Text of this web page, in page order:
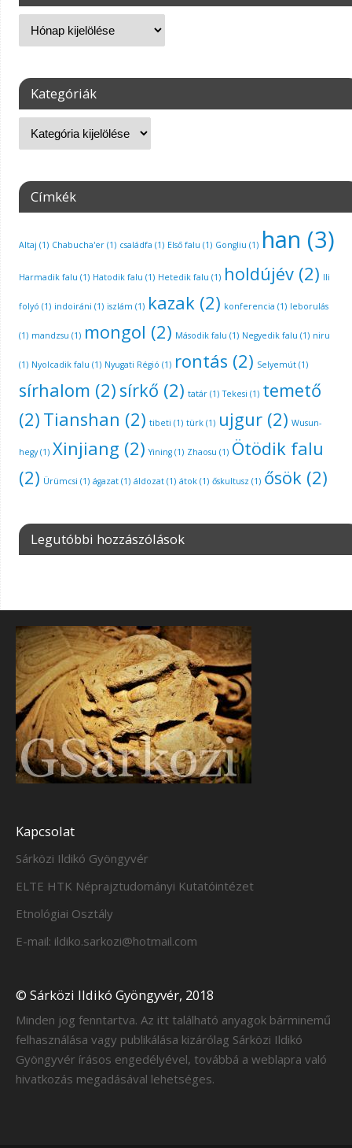
Kategóriák
Címkék
Altaj (1) Chabucha'er(1) családfa (1) Első falu (1) Gongliu (1) han (3)
Harmadik falu (1) Hatodik falu (1) Hetedik falu (1) holdújév(2) Ili
folyó (1) indoiráni (1) iszlám (1) kazak(2) konferencia (1) leborulás
(1) mandzsu (1) mongol (2) Második falu (1) Negyedik falu (1) niru
(1) Nyolcadik falu (1) Nyugati Régió (1) rontás (2) Selyemút(1)
sírhalom (2) sírkő (2) tatár(1) Tekesi (1) temető
(2) Tianshan (2) tibeti (1) türk(1) ujgur(2) Wusun-
hegy(1) Xinjiang (2) Yining(1) Zhaosu (1) Ötödik falu
(2) Ürümcsi (1) ágazat(1) áldozat(1) átok(1) őskultusz (1) ősök(2)
Legutóbbi hozzászólások
Kapcsolat
Sárközi Ildikó Gyöngyvér
ELTE HTK Néprajztudományi Kutatóintézet
Etnológiai Osztály
E-mail: ildiko.sarkozi@hotmail.com
© Sárközi Ildikó Gyöngyvér, 2018
Minden jog fenntartva. Az itt található anyagok bárminemű
felhasználása vagy publikálása kizárólag Sárközi Ildikó
Gyöngyvér írásos engedélyével, továbbá a weblapra való
hivatkozás megadásával lehetséges.